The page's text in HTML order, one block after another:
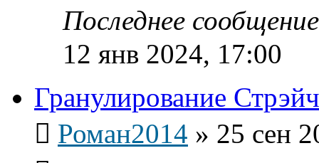
Последнее
12 янв 2024, 17:00
Гранулирование
Роман2014 » 25 сен